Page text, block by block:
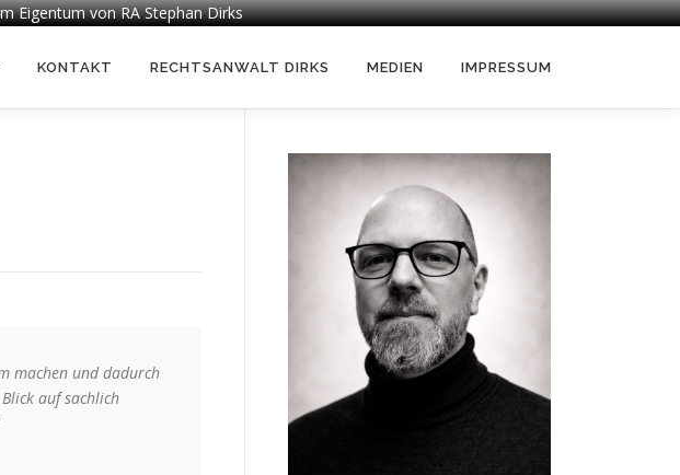
Eigentum von RA Stephan Dirks
KONTAKT RECHTSANWALT DIRKS MEDIEN IMPRESSUM
machen und dadurch
auf sachlich